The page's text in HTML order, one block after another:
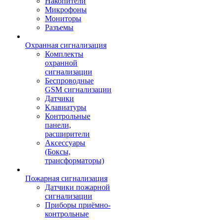
Микрофоны
Мониторы
Разъемы
Охранная сигнализация
Комплекты
охранной
сигнализации
Беспроводные
GSM сигнализации
Датчики
Клавиатуры
Контрольные
панели,
расширители
Аксессуары
(Боксы,
трансформаторы)
Пожарная сигнализация
Датчики пожарной
сигнализации
Приборы приёмно-
контрольные